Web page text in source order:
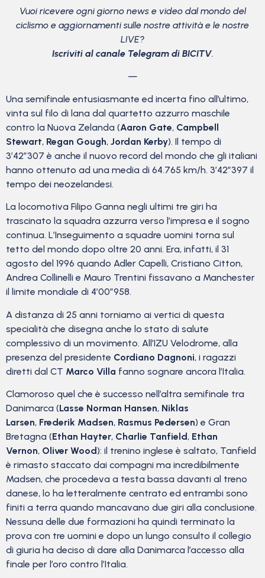
Vuoi ricevere ogni giorno news e video dal mondo del
ciclismo e aggiornamenti sulle nostre attività e le nostre
LIVE?
Iscriviti al canale Telegram di BICITV.
—
Una semifinale entusiasmante ed incerta fino all’ultimo,
vinta sul filo di lana dal quartetto azzurro maschile
contro la Nuova Zelanda (Aaron Gate, Campbell
Stewart, Regan Gough, Jordan Kerby). Il tempo di
3’42″307 è anche il nuovo record del mondo che gli italiani
hanno ottenuto ad una media di 64.765 km/h. 3’42″397 il
tempo dei neozelandesi.
La locomotiva Filipo Ganna negli ultimi tre giri ha
trascinato la squadra azzurra verso l’impresa e il sogno
continua. L’Inseguimento a squadre uomini torna sul
tetto del mondo dopo oltre 20 anni. Era, infatti, il 31
agosto del 1996 quando Adler Capelli, Cristiano Citton,
Andrea Collinelli e Mauro Trentini fissavano a Manchester
il limite mondiale di 4’00″958.
A distanza di 25 anni torniamo ai vertici di questa
specialità che disegna anche lo stato di salute
complessivo di un movimento. All’IZU Velodrome, alla
presenza del presidente Cordiano Dagnoni, i ragazzi
diretti dal CT Marco Villa fanno sognare ancora l’Italia.
Clamoroso quel che è successo nell’altra semifinale tra
Danimarca (Lasse Norman Hansen, Niklas
Larsen, Frederik Madsen, Rasmus Pedersen) e Gran
Bretagna (Ethan Hayter, Charlie Tanfield, Ethan
Vernon, Oliver Wood): il trenino inglese è saltato, Tanfield
è rimasto staccato dai compagni ma incredibilmente
Madsen, che procedeva a testa bassa davanti al treno
danese, lo ha letteralmente centrato ed entrambi sono
finiti a terra quando mancavano due giri alla conclusione.
Nessuna delle due formazioni ha quindi terminato la
prova con tre uomini e dopo un lungo consulto il collegio
di giuria ha deciso di dare alla Danimarca l’accesso alla
finale per l’oro contro l’Italia.